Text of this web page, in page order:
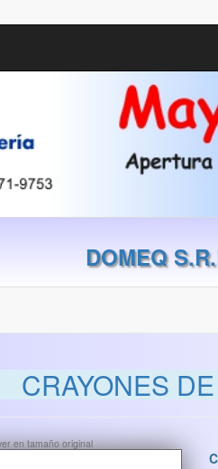
DOMEQ
CRAYONES
en tamaño original